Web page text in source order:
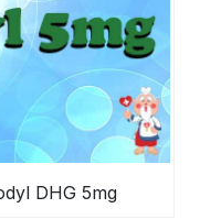
DHG 5mg